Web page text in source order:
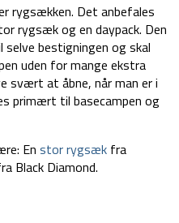
rygsækken. Det anbefales
rygsæk og en daypack. Den
bestigningen og skal
uden for mange ekstra
svært at åbne, når man er i
primært til basecampen og
En stor rygsæk fra
Black Diamond.